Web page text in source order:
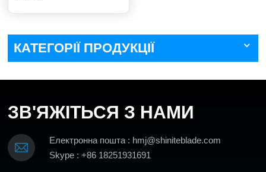
КАТЕГОРІЇ ПРОДУКЦІЇ
ЗВ'ЯЖІТЬСЯ З НАМИ
Електронна пошта : hmj@shiniteblade.com
Skype : +86 18251931691